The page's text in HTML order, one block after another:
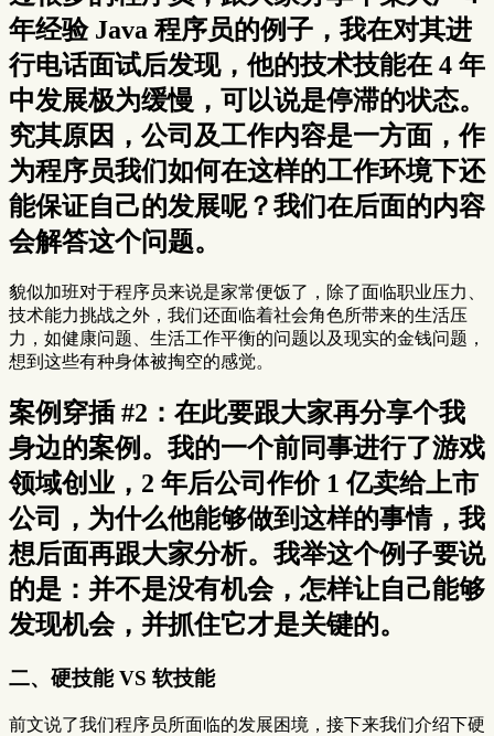
年经验 Java 程序员的例子，我在对其进
行电话面试后发现，他的技术技能在 4 年
中发展极为缓慢，可以说是停滞的状态。
究其原因，公司及工作内容是一方面，作
为程序员我们如何在这样的工作环境下还
能保证自己的发展呢？我们在后面的内容
会解答这个问题。
貌似加班对于程序员来说是家常便饭了，除了面临职业压力、
技术能力挑战之外，我们还面临着社会角色所带来的生活压
力，如健康问题、生活工作平衡的问题以及现实的金钱问题，
想到这些有种身体被掏空的感觉。
案例穿插 #2：在此要跟大家再分享个我
身边的案例。我的一个前同事进行了游戏
领域创业，2 年后公司作价 1 亿卖给上市
公司，为什么他能够做到这样的事情，我
想后面再跟大家分析。我举这个例子要说
的是：并不是没有机会，怎样让自己能够
发现机会，并抓住它才是关键的。
二、硬技能 VS 软技能
前文说了我们程序员所面临的发展困境，接下来我们介绍下硬